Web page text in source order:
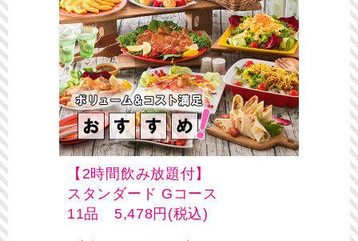
【2時間飲み放題付】
スタンダード Gコース
11品 5,478円(税込)